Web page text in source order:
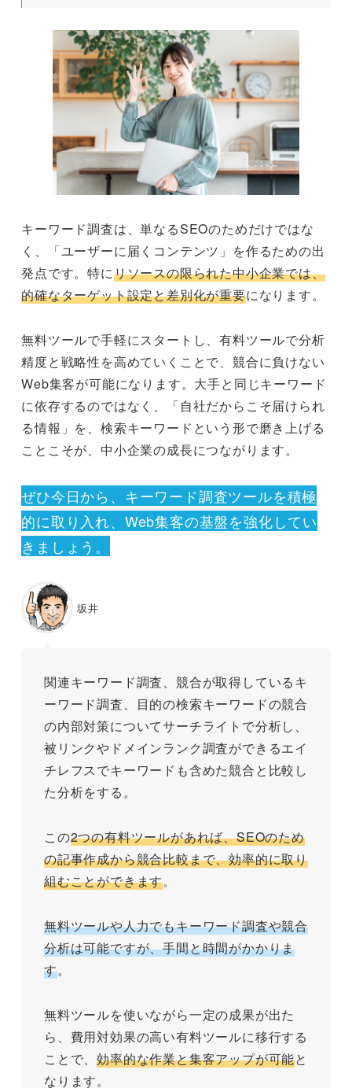
キーワード調査は、単なるSEOのためだけではな
く、「ユーザーに届くコンテンツ」を作るための出
発点です。特にリソースの限られた中小企業では、
的確なターゲット設定と差別化が重要になります。
無料ツールで手軽にスタートし、有料ツールで分析
精度と戦略性を高めていくことで、競合に負けない
Web集客が可能になります。大手と同じキーワード
に依存するのではなく、「自社だからこそ届けられ
る情報」を、検索キーワードという形で磨き上げる
ことこそが、中小企業の成長につながります。
ぜひ今日から、キーワード調査ツールを積極
的に取り入れ、Web集客の基盤を強化してい
きましょう。
坂井
関連キーワード調査、競合が取得しているキ
ーワード調査、目的の検索キーワードの競合
の内部対策についてサーチライトで分析し、
被リンクやドメインランク調査ができるエイ
チレフスでキーワードも含めた競合と比較し
た分析をする。
この2つの有料ツールがあれば、SEOのため
の記事作成から競合比較まで、効率的に取り
組むことができます。
無料ツールや人力でもキーワード調査や競合
分析は可能ですが、手間と時間がかかりま
す。
無料ツールを使いながら一定の成果が出た
ら、費用対効果の高い有料ツールに移行する
ことで、効率的な作業と集客アップが可能と
なります。